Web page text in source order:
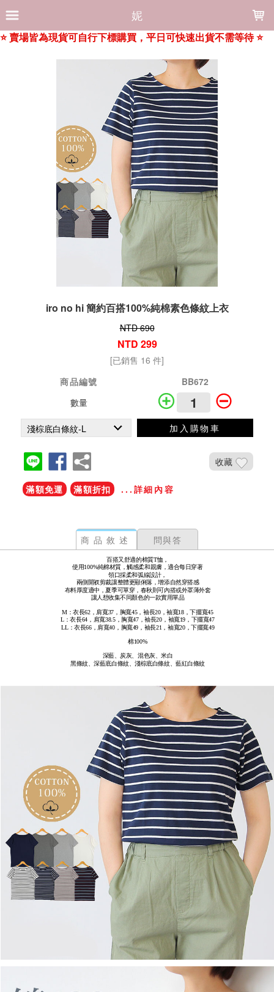
妮
iro no hi 簡約百搭100%純棉素色條紋上衣
NTD 690
NTD 299
[已銷售 16 件]
商品編號
BB672
數量
加入購物車
收藏
滿額免運 滿額折扣 ...詳細內容
商品敘述 問與答